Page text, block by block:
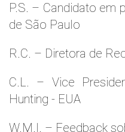
P.S. – Candidato em
de São Paulo
R.C. – Diretora de
C.L. – Vice
Hunting - EUA
W.M.l. – Feedback